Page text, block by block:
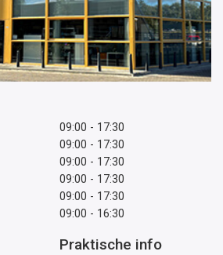
09:00 - 17:30
09:00 - 17:30
09:00 - 17:30
09:00 - 17:30
09:00 - 17:30
09:00 - 16:30
Praktische info